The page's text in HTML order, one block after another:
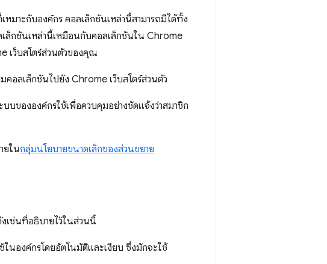
หมาะกับองค์กร คอลเล็กชันเหล่านี้สามารถมีได้ทั้ง
ล็กชันเหล่านี้เหมือนกับคอลเล็กชันใน Chrome
เว็บสโตร์ส่วนตัวของคุณ
คอลเล็กชันไปยัง Chrome เว็บสโตร์ส่วนตัว
บขององค์กรใช้เพื่อควบคุมอย่างชัดแจ้งว่าสมาชิก
ยในกลุ่มนโยบายขนาดเล็กของส่วนขยาย
เช่นที่อธิบายไว้ในส่วนนี้
นองค์กรโดยอัตโนมัติและเงียบ ซึ่งมักจะใช้